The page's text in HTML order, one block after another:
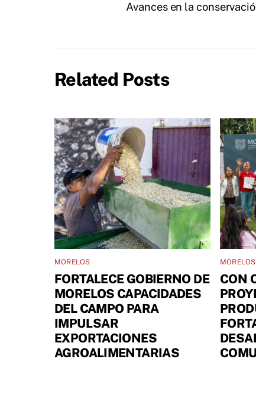
Avances en la
Related Posts
MORELOS
FORTALECE GOBIERNO DE
MORELOS CAPACIDADES
DEL CAMPO PARA
IMPULSAR
EXPORTACIONES
AGROALIMENTARIAS
MORELOS
CON